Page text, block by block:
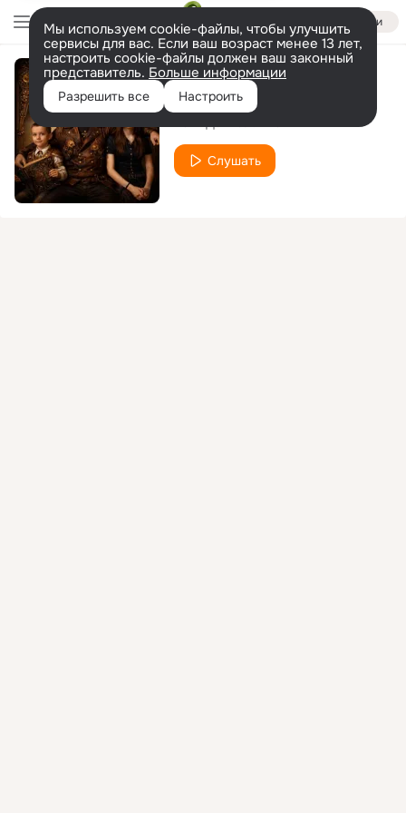
Войти
Мы используем cookie-файлы, чтобы улучшить
сервисы для вас. Если ваш возраст менее 13 лет,
настроить cookie-файлы должен ваш законный
представитель. Больше информации
Разрешить все Настроить
Киповец
Слушать